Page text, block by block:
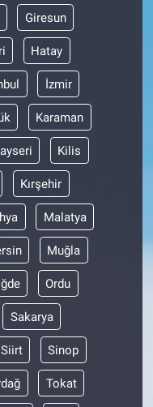
Giresun
Hatay
İzmir
Karaman
Kilis
Kırşehir
Malatya
Muğla
Ordu
Sakarya
Siirt Sinop
Tokat